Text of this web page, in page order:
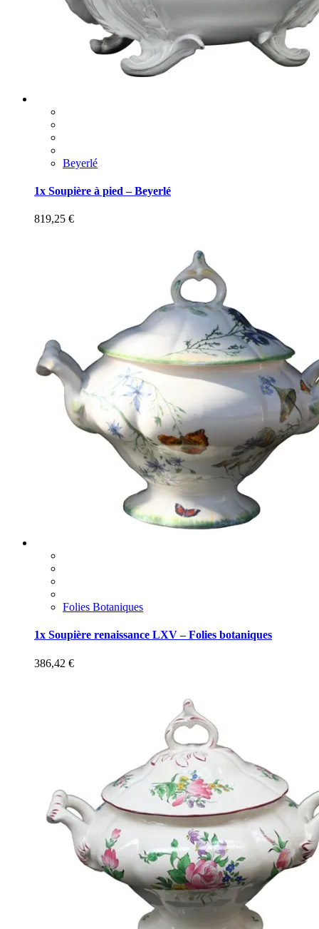
Beyerlé
1x Soupière à pied – Beyerlé
819,25 €
Folies Botaniques
1x Soupière renaissance LXV – Folies botaniques
386,42 €